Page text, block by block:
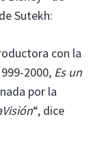
Sutekh:
con la
2000, Es un
por la
“, dice